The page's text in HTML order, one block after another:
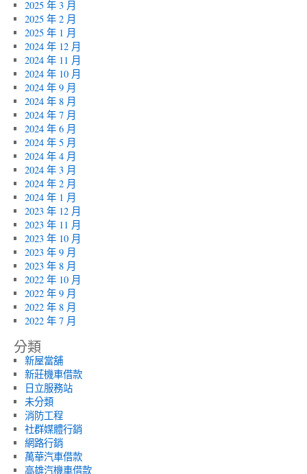
2025 年 3 月
2025 年 2 月
2025 年 1 月
2024 年 12 月
2024 年 11 月
2024 年 10 月
2024 年 9 月
2024 年 8 月
2024 年 7 月
2024 年 6 月
2024 年 5 月
2024 年 4 月
2024 年 3 月
2024 年 2 月
2024 年 1 月
2023 年 12 月
2023 年 11 月
2023 年 10 月
2023 年 9 月
2023 年 8 月
2022 年 10 月
2022 年 9 月
2022 年 8 月
2022 年 7 月
分類
新屋當舖
新莊機車借款
日立服務站
未分類
消防工程
社群媒體行銷
網路行銷
萬華汽車借款
高雄汽機車借款